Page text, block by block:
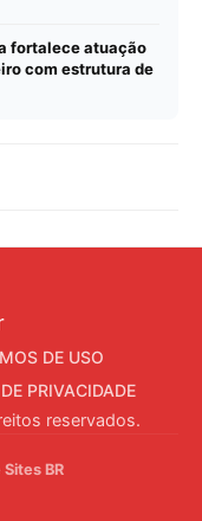
fortalece atuação
com estrutura de
DE USO
PRIVACIDADE
reservados.
BR